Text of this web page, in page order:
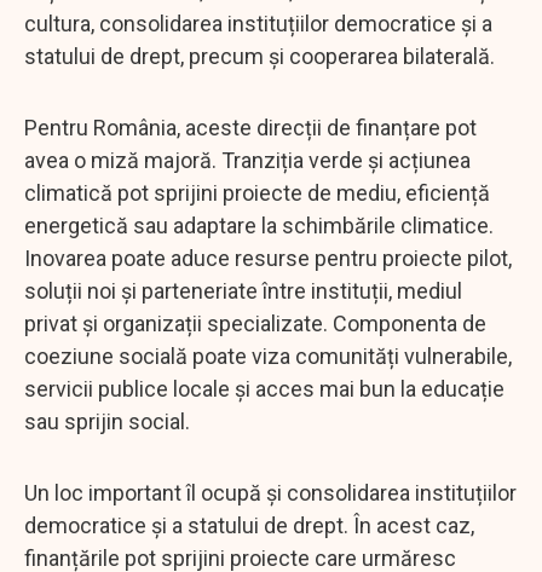
cultura, consolidarea instituțiilor democratice și a
statului de drept, precum și cooperarea bilaterală.
Pentru România, aceste direcții de finanțare pot
avea o miză majoră. Tranziția verde și acțiunea
climatică pot sprijini proiecte de mediu, eficiență
energetică sau adaptare la schimbările climatice.
Inovarea poate aduce resurse pentru proiecte pilot,
soluții noi și parteneriate între instituții, mediul
privat și organizații specializate. Componenta de
coeziune socială poate viza comunități vulnerabile,
servicii publice locale și acces mai bun la educație
sau sprijin social.
Un loc important îl ocupă și consolidarea instituțiilor
democratice și a statului de drept. În acest caz,
finanțările pot sprijini proiecte care urmăresc